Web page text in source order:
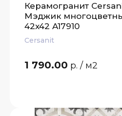
Керамогранит
Мэджик
42x42 A17910
Cersanit
1 790.00 р. / м2